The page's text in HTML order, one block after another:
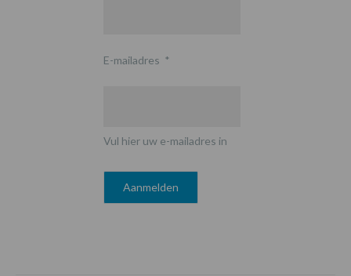
E-mailadres *
Vul hier uw e-mailadres in